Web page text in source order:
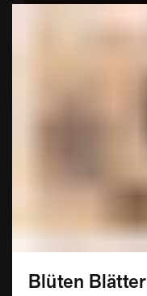
Blüten Blätter